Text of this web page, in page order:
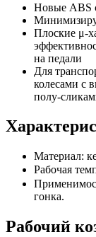
Новые ABS
Плоские μ-
на педали
Для
колесами с
полу-
Материал:
Рабочая
гонка.
Рабочий